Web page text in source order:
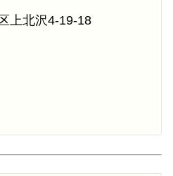
上北沢4-19-18